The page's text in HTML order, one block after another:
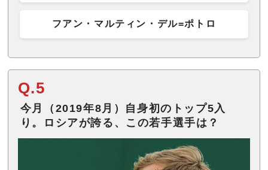
フアン・マルティン・デル=ポトロ
Q.5
今月（2019年8月）自身初のトップ5入
り。ロシアが誇る、この若手選手は？